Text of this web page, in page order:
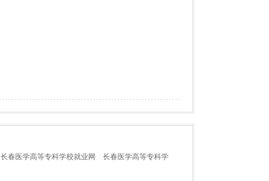
长春医学高等专科学校就业网
长春医学高等专科学